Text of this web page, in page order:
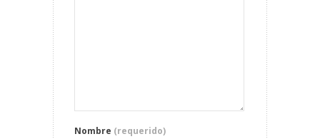
Nombre (requerido)